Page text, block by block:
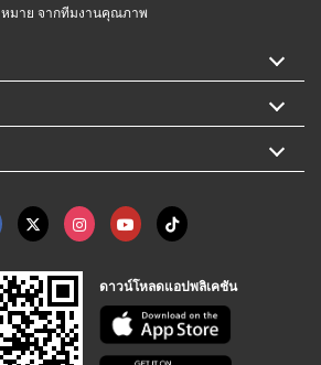
หมาย จากทีมงานคุณภาพ
ดาวน์โหลดแอปพลิเคชัน